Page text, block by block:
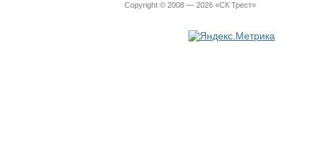
Copyright © 2008 — 2026 «СК Трест»